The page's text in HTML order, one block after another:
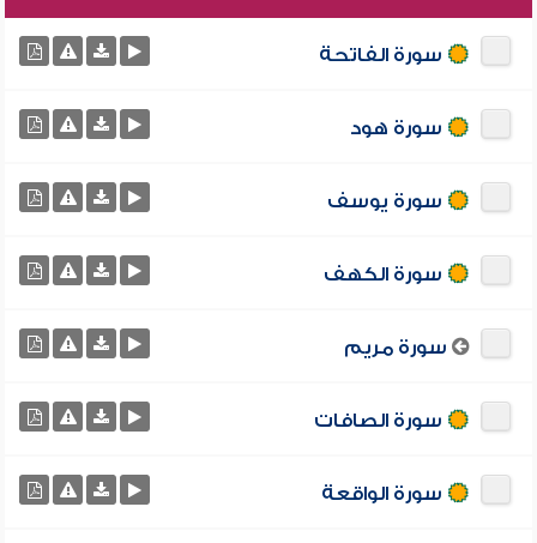
سورة الفاتحة
سورة هود
سورة يوسف
سورة الكهف
سورة مريم
سورة الصافات
سورة الواقعة